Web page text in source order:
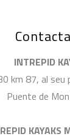
INTREPID
km 87, al seu
Puente de
KAYAKS